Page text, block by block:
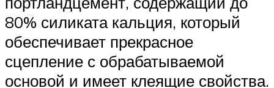
80% силиката кальция, который
обеспечивает прекрасное
сцепление с обрабатываемой
основой и имеет клеящие свойства.